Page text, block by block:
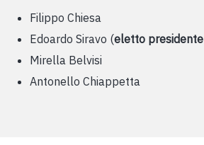
Filippo Chiesa
Edoardo Siravo (eletto presidente
Mirella Belvisi
Antonello Chiappetta